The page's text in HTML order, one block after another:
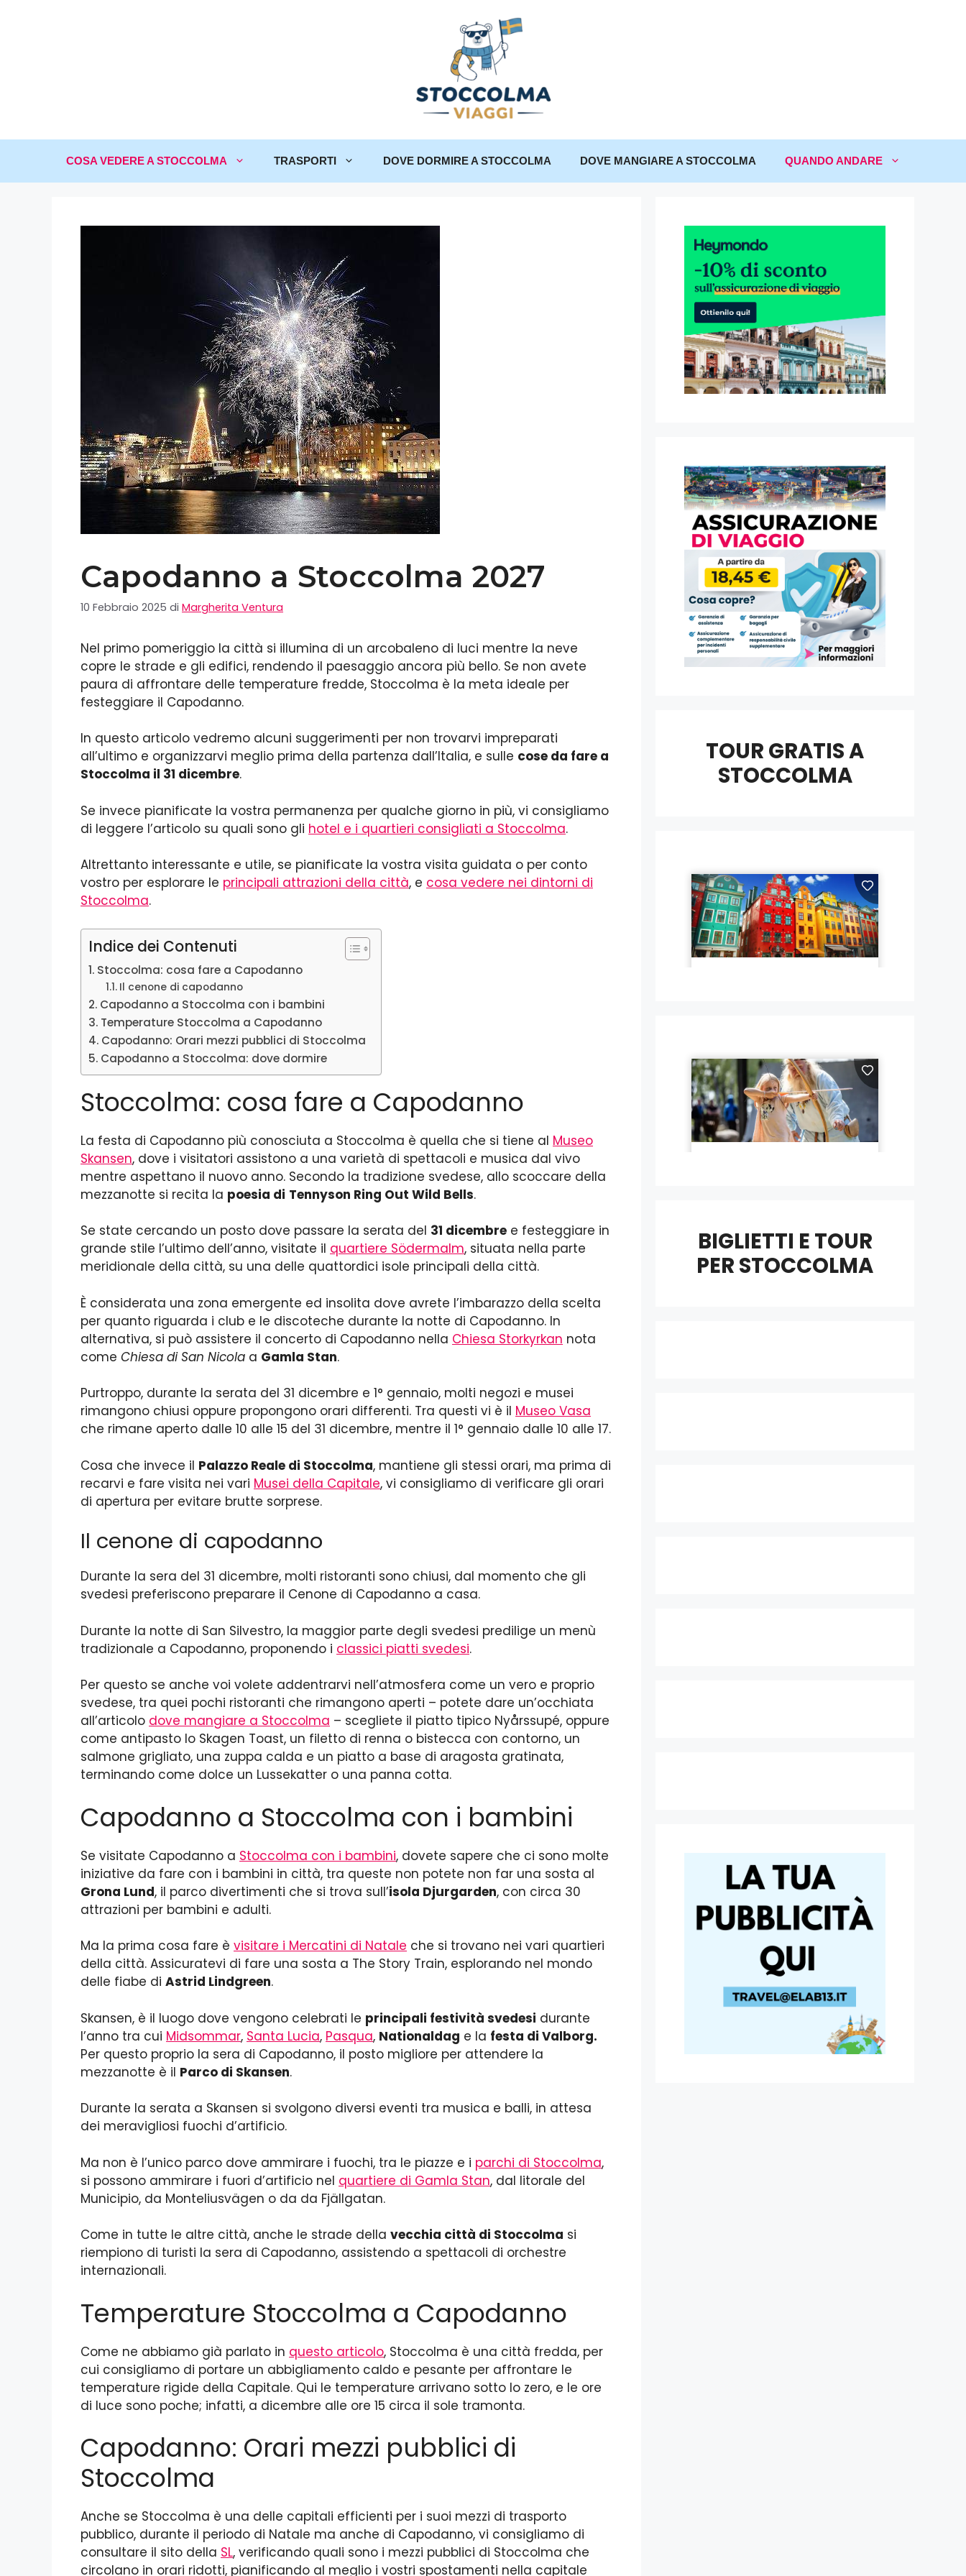
COSA VEDERE A STOCCOLMA TRASPORTI DOVE DORMIRE A STOCCOLMA DOVE MANGIARE A STOCCOLMA QUANDO ANDARE
Capodanno a Stoccolma 2027
10 Febbraio 2025 di Margherita Ventura
Nel primo pomeriggio la città si illumina di un arcobaleno di luci mentre la neve
copre le strade e gli edifici, rendendo il paesaggio ancora più bello. Se non avete
paura di affrontare delle temperature fredde, Stoccolma è la meta ideale per
festeggiare il Capodanno.
In questo articolo vedremo alcuni suggerimenti per non trovarvi impreparati
all’ultimo e organizzarvi meglio prima della partenza dall’Italia, e sulle cose da fare a
Stoccolma il 31 dicembre.
Se invece pianificate la vostra permanenza per qualche giorno in più, vi consigliamo
di leggere l’articolo su quali sono gli hotel e i quartieri consigliati a Stoccolma.
Altrettanto interessante e utile, se pianificate la vostra visita guidata o per conto
vostro per esplorare le principali attrazioni della città, e cosa vedere nei dintorni di
Stoccolma.
Indice dei Contenuti
Stoccolma: cosa fare a Capodanno
Il cenone di capodanno
Capodanno a Stoccolma con i bambini
Temperature Stoccolma a Capodanno
Capodanno: Orari mezzi pubblici di Stoccolma
Capodanno a Stoccolma: dove dormire
Stoccolma: cosa fare a Capodanno
La festa di Capodanno più conosciuta a Stoccolma è quella che si tiene al Museo
Skansen, dove i visitatori assistono a una varietà di spettacoli e musica dal vivo
mentre aspettano il nuovo anno. Secondo la tradizione svedese, allo scoccare della
mezzanotte si recita la poesia di Tennyson Ring Out Wild Bells.
Se state cercando un posto dove passare la serata del 31 dicembre e festeggiare in
grande stile l’ultimo dell’anno, visitate il quartiere Södermalm, situata nella parte
meridionale della città, su una delle quattordici isole principali della città.
È considerata una zona emergente ed insolita dove avrete l’imbarazzo della scelta
per quanto riguarda i club e le discoteche durante la notte di Capodanno. In
alternativa, si può assistere il concerto di Capodanno nella Chiesa Storkyrkan nota
come Chiesa di San Nicola a Gamla Stan.
Purtroppo, durante la serata del 31 dicembre e 1° gennaio, molti negozi e musei
rimangono chiusi oppure propongono orari differenti. Tra questi vi è il Museo Vasa
che rimane aperto dalle 10 alle 15 del 31 dicembre, mentre il 1° gennaio dalle 10 alle 17.
Cosa che invece il Palazzo Reale di Stoccolma, mantiene gli stessi orari, ma prima di
recarvi e fare visita nei vari Musei della Capitale, vi consigliamo di verificare gli orari
di apertura per evitare brutte sorprese.
Il cenone di capodanno
Durante la sera del 31 dicembre, molti ristoranti sono chiusi, dal momento che gli
svedesi preferiscono preparare il Cenone di Capodanno a casa.
Durante la notte di San Silvestro, la maggior parte degli svedesi predilige un menù
tradizionale a Capodanno, proponendo i classici piatti svedesi.
Per questo se anche voi volete addentrarvi nell’atmosfera come un vero e proprio
svedese, tra quei pochi ristoranti che rimangono aperti – potete dare un’occhiata
all’articolo dove mangiare a Stoccolma – scegliete il piatto tipico Nyårssupé, oppure
come antipasto lo Skagen Toast, un filetto di renna o bistecca con contorno, un
salmone grigliato, una zuppa calda e un piatto a base di aragosta gratinata,
terminando come dolce un Lussekatter o una panna cotta.
Capodanno a Stoccolma con i bambini
Se visitate Capodanno a Stoccolma con i bambini, dovete sapere che ci sono molte
iniziative da fare con i bambini in città, tra queste non potete non far una sosta al
Grona Lund, il parco divertimenti che si trova sull’isola Djurgarden, con circa 30
attrazioni per bambini e adulti.
Ma la prima cosa fare è visitare i Mercatini di Natale che si trovano nei vari quartieri
della città. Assicuratevi di fare una sosta a The Story Train, esplorando nel mondo
delle fiabe di Astrid Lindgreen.
Skansen, è il luogo dove vengono celebrati le principali festività svedesi durante
l’anno tra cui Midsommar, Santa Lucia, Pasqua, Nationaldag e la festa di Valborg.
Per questo proprio la sera di Capodanno, il posto migliore per attendere la
mezzanotte è il Parco di Skansen.
Durante la serata a Skansen si svolgono diversi eventi tra musica e balli, in attesa
dei meravigliosi fuochi d’artificio.
Ma non è l’unico parco dove ammirare i fuochi, tra le piazze e i parchi di Stoccolma,
si possono ammirare i fuori d’artificio nel quartiere di Gamla Stan, dal litorale del
Municipio, da Monteliusvägen o da da Fjällgatan.
Come in tutte le altre città, anche le strade della vecchia città di Stoccolma si
riempiono di turisti la sera di Capodanno, assistendo a spettacoli di orchestre
internazionali.
Temperature Stoccolma a Capodanno
Come ne abbiamo già parlato in questo articolo, Stoccolma è una città fredda, per
cui consigliamo di portare un abbigliamento caldo e pesante per affrontare le
temperature rigide della Capitale. Qui le temperature arrivano sotto lo zero, e le ore
di luce sono poche; infatti, a dicembre alle ore 15 circa il sole tramonta.
Capodanno: Orari mezzi pubblici di
Stoccolma
Anche se Stoccolma è una delle capitali efficienti per i suoi mezzi di trasporto
pubblico, durante il periodo di Natale ma anche di Capodanno, vi consigliamo di
consultare il sito della SL, verificando quali sono i mezzi pubblici di Stoccolma che
circolano in orari ridotti, pianificando al meglio i vostri spostamenti nella capitale
TOUR GRATIS A
STOCCOLMA
BIGLIETTI E TOUR
PER STOCCOLMA